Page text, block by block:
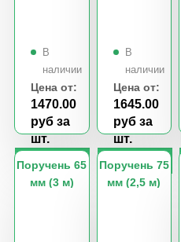
Цена от:
1470.00
руб за
шт.
Цена от:
1645.00
руб за
шт.
Поручень 65
мм (3 м)
Поручень 75
мм (2,5 м)